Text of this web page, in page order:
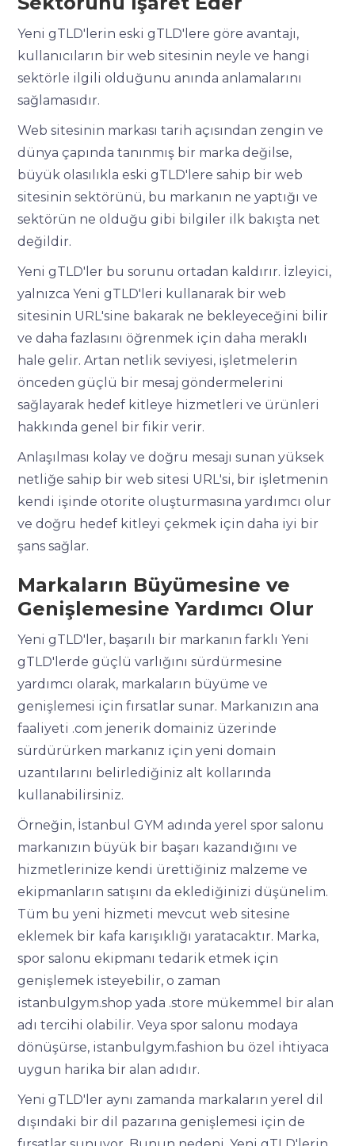
Yeni gTLD'lerin eski gTLD'lere göre avantajı,
kullanıcıların bir web sitesinin neyle ve hangi
sektörle ilgili olduğunu anında anlamalarını
sağlamasıdır.
Web sitesinin markası tarih açısından zengin ve
dünya çapında tanınmış bir marka değilse,
büyük olasılıkla eski gTLD'lere sahip bir web
sitesinin sektörünü, bu markanın ne yaptığı ve
sektörün ne olduğu gibi bilgiler ilk bakışta net
değildir.
Yeni gTLD'ler bu sorunu ortadan kaldırır. İzleyici,
yalnızca Yeni gTLD'leri kullanarak bir web
sitesinin URL'sine bakarak ne bekleyeceğini bilir
ve daha fazlasını öğrenmek için daha meraklı
hale gelir. Artan netlik seviyesi, işletmelerin
önceden güçlü bir mesaj göndermelerini
sağlayarak hedef kitleye hizmetleri ve ürünleri
hakkında genel bir fikir verir.
Anlaşılması kolay ve doğru mesajı sunan yüksek
netliğe sahip bir web sitesi URL'si, bir işletmenin
kendi işinde otorite oluşturmasına yardımcı olur
ve doğru hedef kitleyi çekmek için daha iyi bir
şans sağlar.
Markaların Büyümesine ve
Genişlemesine Yardımcı Olur
Yeni gTLD'ler, başarılı bir markanın farklı Yeni
gTLD'lerde güçlü varlığını sürdürmesine
yardımcı olarak, markaların büyüme ve
genişlemesi için fırsatlar sunar. Markanızın ana
faaliyeti .com jenerik domainiz üzerinde
sürdürürken markanız için yeni domain
uzantılarını belirlediğiniz alt kollarında
kullanabilirsiniz.
Örneğin, İstanbul GYM adında yerel spor salonu
markanızın büyük bir başarı kazandığını ve
hizmetlerinize kendi ürettiğiniz malzeme ve
ekipmanların satışını da eklediğinizi düşünelim.
Tüm bu yeni hizmeti mevcut web sitesine
eklemek bir kafa karışıklığı yaratacaktır. Marka,
spor salonu ekipmanı tedarik etmek için
genişlemek isteyebilir, o zaman
istanbulgym.shop yada .store mükemmel bir alan
adı tercihi olabilir. Veya spor salonu modaya
dönüşürse, istanbulgym.fashion bu özel ihtiyaca
uygun harika bir alan adıdır.
Yeni gTLD'ler aynı zamanda markaların yerel dil
dışındaki bir dil pazarına genişlemesi için de